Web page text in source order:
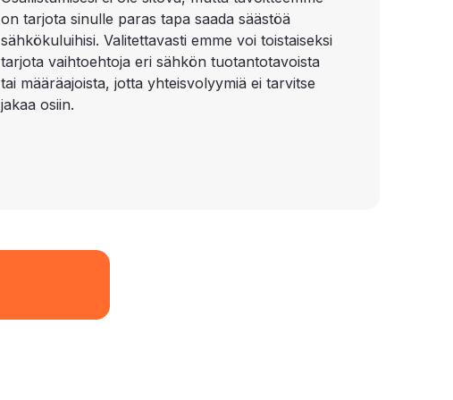
on tarjota sinulle paras tapa saada säästöä
sähkökuluihisi. Valitettavasti emme voi toistaiseksi
tarjota vaihtoehtoja eri sähkön tuotantotavoista
tai määräajoista, jotta yhteisvolyymiä ei tarvitse
jakaa osiin.